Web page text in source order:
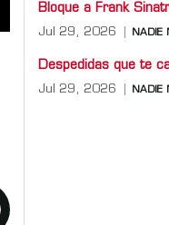
Bloque a Frank
Jul 29, 2026 NADIE
Despedidas que te
Jul 29, 2026 NADIE